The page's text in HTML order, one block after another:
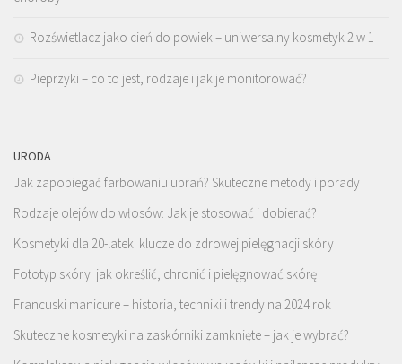
Rozświetlacz jako cień do powiek – uniwersalny kosmetyk 2 w 1
Pieprzyki – co to jest, rodzaje i jak je monitorować?
URODA
Jak zapobiegać farbowaniu ubrań? Skuteczne metody i porady
Rodzaje olejów do włosów: Jak je stosować i dobierać?
Kosmetyki dla 20-latek: klucze do zdrowej pielęgnacji skóry
Fototyp skóry: jak określić, chronić i pielęgnować skórę
Francuski manicure – historia, techniki i trendy na 2024 rok
Skuteczne kosmetyki na zaskórniki zamknięte – jak je wybrać?